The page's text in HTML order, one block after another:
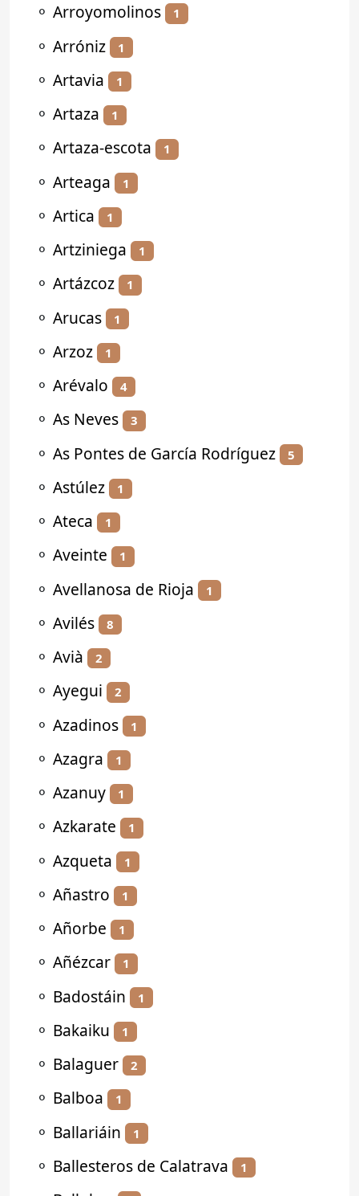
⚬ Arroyomolinos 1
⚬ Arróniz 1
⚬ Artavia 1
⚬ Artaza 1
⚬ Artaza-escota 1
⚬ Arteaga 1
⚬ Artica 1
⚬ Artziniega 1
⚬ Artázcoz 1
⚬ Arucas 1
⚬ Arzoz 1
⚬ Arévalo 4
⚬ As Neves 3
⚬ As Pontes de García Rodríguez 5
⚬ Astúlez 1
⚬ Ateca 1
⚬ Aveinte 1
⚬ Avellanosa de Rioja 1
⚬ Avilés 8
⚬ Avià 2
⚬ Ayegui 2
⚬ Azadinos 1
⚬ Azagra 1
⚬ Azanuy 1
⚬ Azkarate 1
⚬ Azqueta 1
⚬ Añastro 1
⚬ Añorbe 1
⚬ Añézcar 1
⚬ Badostáin 1
⚬ Bakaiku 1
⚬ Balaguer 2
⚬ Balboa 1
⚬ Ballariáin 1
⚬ Ballesteros de Calatrava 1